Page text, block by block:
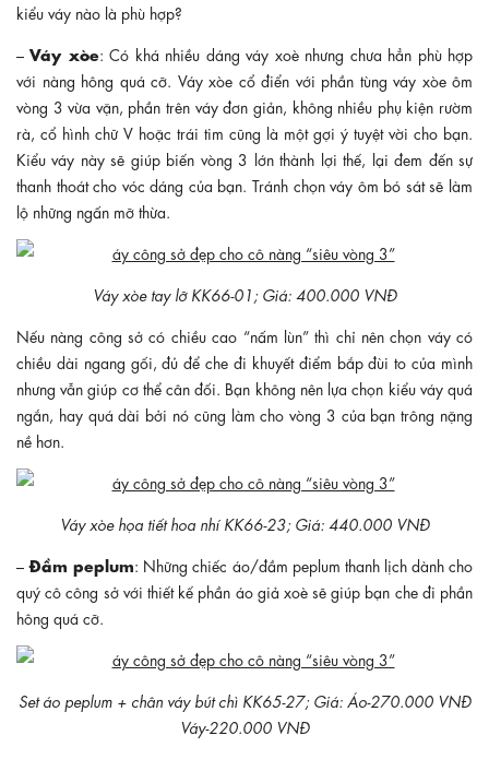
kiểu váy nào là phù hợp?
–Váy xòe: Có khá nhiều dáng váy xoè nhưng chưa hẳn phù hợp
với nàng hông quá cỡ. Váy xòe cổ điển với phần tùng váy xòe ôm
vòng 3 vừa vặn, phần trên váy đơn giản, không nhiều phụ kiện rườm
rà, cổ hình chữ V hoặc trái tim cũng là một gợi ý tuyệt vời cho bạn.
Kiểu váy này sẽ giúp biến vòng 3 lớn thành lợi thế, lại đem đến sự
thanh thoát cho vóc dáng của bạn. Tránh chọn váy ôm bó sát sẽ làm
lộ những ngấn mỡ thừa.
Váy xòe tay lỡ KK66-01; Giá: 400.000 VNĐ
Nếu nàng công sở có chiều cao “nấm lùn” thì chỉ nên chọn váy có
chiều dài ngang gối, đủ để che đi khuyết điểm bắp đùi to của mình
nhưng vẫn giúp cơ thể cân đối. Bạn không nên lựa chọn kiểu váy quá
ngắn, hay quá dài bởi nó cũng làm cho vòng 3 của bạn trông nặng
nề hơn.
Váy xòe họa tiết hoa nhí KK66-23; Giá: 440.000 VNĐ
– Đầm peplum: Những chiếc áo/đầm peplum thanh lịch dành cho
quý cô công sở với thiết kế phần áo giả xoè sẽ giúp bạn che đi phần
hông quá cỡ.
Set áo peplum + chân váy bút chì KK65-27; Giá: Áo-270.000 VNĐ
Váy-220.000 VNĐ